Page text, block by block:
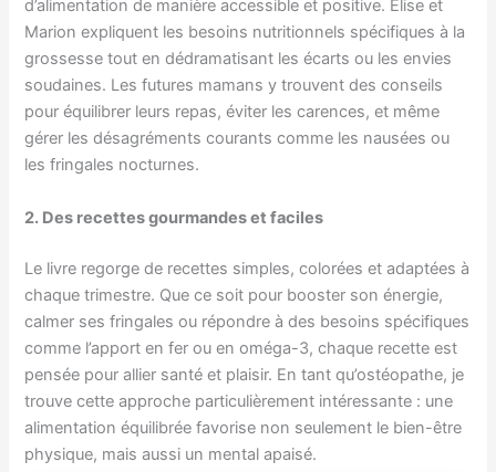
d’alimentation de manière accessible et positive. Élise et
Marion expliquent les besoins nutritionnels spécifiques à la
grossesse tout en dédramatisant les écarts ou les envies
soudaines. Les futures mamans y trouvent des conseils
pour équilibrer leurs repas, éviter les carences, et même
gérer les désagréments courants comme les nausées ou
les fringales nocturnes.
2. Des recettes gourmandes et faciles
Le livre regorge de recettes simples, colorées et adaptées à
chaque trimestre. Que ce soit pour booster son énergie,
calmer ses fringales ou répondre à des besoins spécifiques
comme l’apport en fer ou en oméga-3, chaque recette est
pensée pour allier santé et plaisir. En tant qu’ostéopathe, je
trouve cette approche particulièrement intéressante : une
alimentation équilibrée favorise non seulement le bien-être
physique, mais aussi un mental apaisé.